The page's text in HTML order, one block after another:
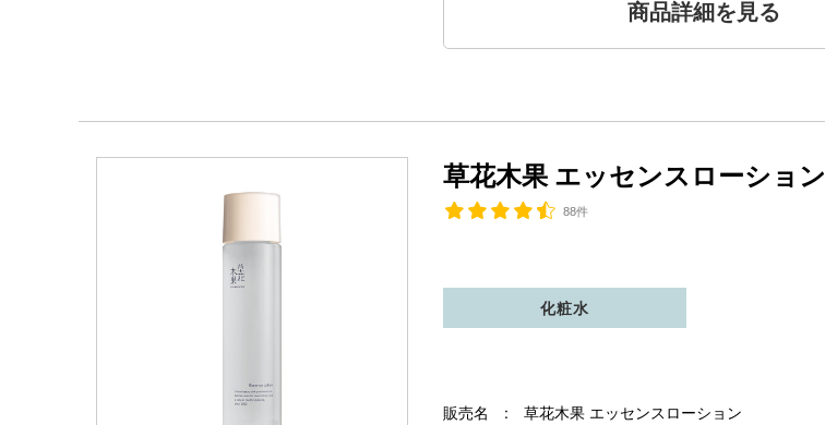
商品詳細を見る
草花木果 エッセンスローション
88件
販売名 : 草花木果 エッセンスローション
化粧水